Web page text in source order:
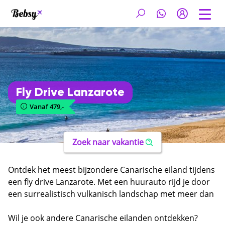
Fly Drive Lanzarote
Vanaf 479,-
Zoek naar vakantie
Ontdek het meest bijzondere Canarische eiland tijdens
een fly drive Lanzarote. Met een huurauto rijd je door
een surrealistisch vulkanisch landschap met meer dan
langs prachtige stranden aan de Atlantische Oceaan.
Wil je ook andere Canarische eilanden ontdekken?